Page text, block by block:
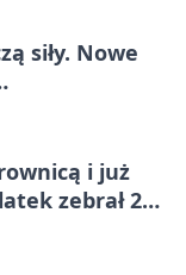
siły. Nowe
i już
zebrał 23